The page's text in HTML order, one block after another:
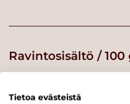
Ravintosisältö / 100
Tietoa evästeistä